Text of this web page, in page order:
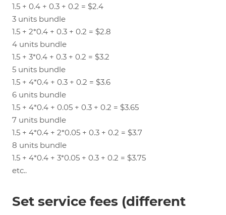
1.5 + 0.4 + 0.3 + 0.2 = $2.4
3 units bundle
1.5 + 2*0.4 + 0.3 + 0.2 = $2.8
4 units bundle
1.5 + 3*0.4 + 0.3 + 0.2 = $3.2
5 units bundle
1.5 + 4*0.4 + 0.3 + 0.2 = $3.6
6 units bundle
1.5 + 4*0.4 + 0.05 + 0.3 + 0.2 = $3.65
7 units bundle
1.5 + 4*0.4 + 2*0.05 + 0.3 + 0.2 = $3.7
8 units bundle
1.5 + 4*0.4 + 3*0.05 + 0.3 + 0.2 = $3.75
etc..
Set service fees (different